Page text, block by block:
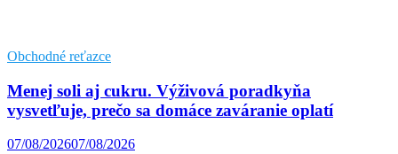
Obchodné reťazce
Menej soli aj cukru. Výživová poradkyňa
vysvetľuje, prečo sa domáce zaváranie oplatí
07/08/202607/08/2026